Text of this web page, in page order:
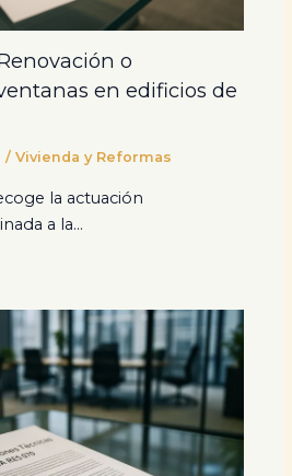
o
en edificios de
/Vivienda y Reformas
la actuación
a la…